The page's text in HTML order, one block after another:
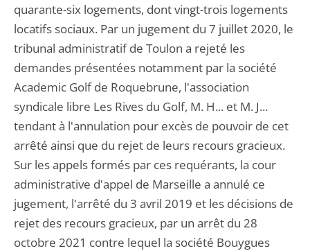
quarante-six logements, dont vingt-trois logements
locatifs sociaux. Par un jugement du 7 juillet 2020, le
tribunal administratif de Toulon a rejeté les
demandes présentées notamment par la société
Academic Golf de Roquebrune, l'association
syndicale libre Les Rives du Golf, M. H... et M. J...
tendant à l'annulation pour excès de pouvoir de cet
arrêté ainsi que du rejet de leurs recours gracieux.
Sur les appels formés par ces requérants, la cour
administrative d'appel de Marseille a annulé ce
jugement, l'arrêté du 3 avril 2019 et les décisions de
rejet des recours gracieux, par un arrêt du 28
octobre 2021 contre lequel la société Bouygues